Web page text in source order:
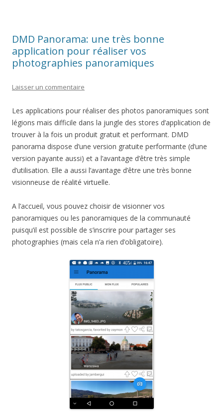
DMD Panorama: une très bonne
application pour réaliser vos
photographies panoramiques
Laisser un commentaire
Les applications pour réaliser des photos panoramiques sont
légions mais difficile dans la jungle des stores d’application de
trouver à la fois un produit gratuit et performant. DMD
panorama dispose d’une version gratuite performante (d’une
version payante aussi) et a l’avantage d’être très simple
d’utilisation. Elle a aussi l’avantage d’être une très bonne
visionneuse de réalité virtuelle.
A l’accueil, vous pouvez choisir de visionner vos
panoramiques ou les panoramiques de la communauté
puisqu’il est possible de s’inscrire pour partager ses
photographies (mais cela n’a rien d’obligatoire).